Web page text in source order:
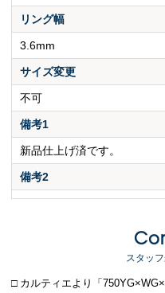
リング幅
3.6mm
サイズ変更
不可
備考1
新品仕上げ済です。
備考2
スタッ
□ カルティエより「